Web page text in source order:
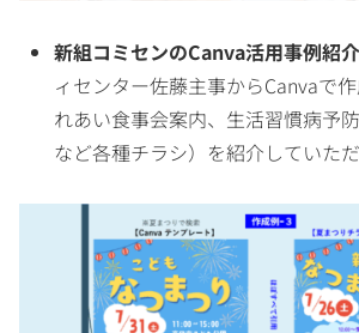
新組コミセンのCanva活用事例紹介
ィセンター佐藤主事からCanvaで
れあい食事会案内、生活習慣病予
など各種チラシ）を紹介していただ